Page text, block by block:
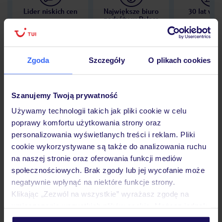
Zgoda Szczegóły O plikach cookies
Szanujemy Twoją prywatność
Używamy technologii takich jak pliki cookie w celu
poprawy komfortu użytkowania strony oraz
personalizowania wyświetlanych treści i reklam. Pliki
cookie wykorzystywane są także do analizowania ruchu
na naszej stronie oraz oferowania funkcji mediów
społecznościowych. Brak zgody lub jej wycofanie może
negatywnie wpłynąć na niektóre funkcje strony.
Klikając „Zezwól na wszystkie” wyrażasz zgodę na
personalizować swój wybór wchodząc w zakładkę
Lider niskich cen
Największe biuro
podróży w Polsce
30 lat w
Opinie
Pokoje
Wyżywienie